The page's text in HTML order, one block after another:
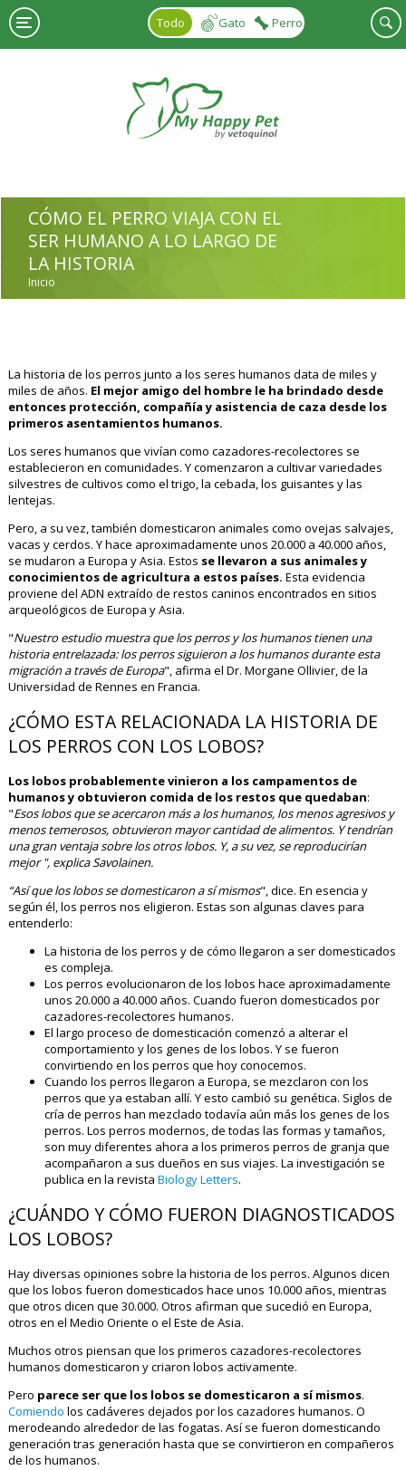
Pasar al contenido principal
Todo
Gato Perro
CÓMO EL PERRO VIAJA CON EL
SER HUMANO A LO LARGO DE
LA HISTORIA
USTED ESTÁ AQUÍ
Inicio
La historia de los perros junto a los seres humanos data de miles y
miles de años. El mejor amigo del hombre le ha brindado desde
entonces protección, compañía y asistencia de caza desde los
primeros asentamientos humanos.
Los seres humanos que vivían como cazadores-recolectores se
establecieron en comunidades. Y comenzaron a cultivar variedades
silvestres de cultivos como el trigo, la cebada, los guisantes y las
lentejas.
Pero, a su vez, también domesticaron animales como ovejas salvajes,
vacas y cerdos. Y hace aproximadamente unos 20.000 a 40.000 años,
se mudaron a Europa y Asia. Estos se llevaron a sus animales y
conocimientos de agricultura a estos países. Esta evidencia
proviene del ADN extraído de restos caninos encontrados en sitios
arqueológicos de Europa y Asia.
"Nuestro estudio muestra que los perros y los humanos tienen una
historia entrelazada: los perros siguieron a los humanos durante esta
migración a través de Europa", afirma el Dr. Morgane Ollivier, de la
Universidad de Rennes en Francia.
¿CÓMO ESTA RELACIONADA LA HISTORIA DE
LOS PERROS CON LOS LOBOS?
Los lobos probablemente vinieron a los campamentos de
humanos y obtuvieron comida de los restos que quedaban:
"Esos lobos que se acercaron más a los humanos, los menos agresivos y
menos temerosos, obtuvieron mayor cantidad de alimentos. Y tendrían
una gran ventaja sobre los otros lobos. Y, a su vez, se reproducirían
mejor ", explica Savolainen.
“Así que los lobos se domesticaron a sí mismos", dice. En esencia y
según él, los perros nos eligieron. Estas son algunas claves para
entenderlo:
La historia de los perros y de cómo llegaron a ser domesticados
es compleja.
Los perros evolucionaron de los lobos hace aproximadamente
unos 20.000 a 40.000 años. Cuando fueron domesticados por
cazadores-recolectores humanos.
El largo proceso de domesticación comenzó a alterar el
comportamiento y los genes de los lobos. Y se fueron
convirtiendo en los perros que hoy conocemos.
Cuando los perros llegaron a Europa, se mezclaron con los
perros que ya estaban allí. Y esto cambió su genética. Siglos de
cría de perros han mezclado todavía aún más los genes de los
perros. Los perros modernos, de todas las formas y tamaños,
son muy diferentes ahora a los primeros perros de granja que
acompañaron a sus dueños en sus viajes. La investigación se
publica en la revista Biology Letters.
¿CUÁNDO Y CÓMO FUERON DIAGNOSTICADOS
LOS LOBOS?
Hay diversas opiniones sobre la historia de los perros. Algunos dicen
que los lobos fueron domesticados hace unos 10.000 años, mientras
que otros dicen que 30.000. Otros afirman que sucedió en Europa,
otros en el Medio Oriente o el Este de Asia.
Muchos otros piensan que los primeros cazadores-recolectores
humanos domesticaron y criaron lobos activamente.
Pero parece ser que los lobos se domesticaron a sí mismos.
Comiendo los cadáveres dejados por los cazadores humanos. O
merodeando alrededor de las fogatas. Así se fueron domesticando
generación tras generación hasta que se convirtieron en compañeros
de los humanos.